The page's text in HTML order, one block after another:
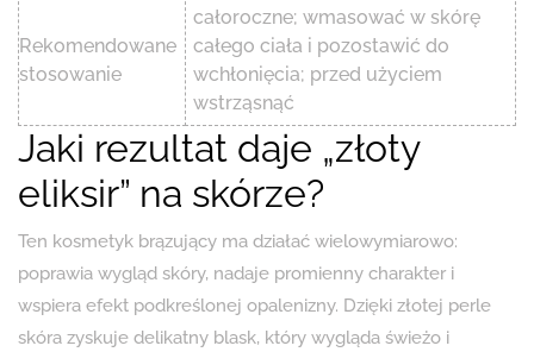
Rekomendowane
stosowanie
całoroczne; wmasować w skórę
całego ciała i pozostawić do
wchłonięcia; przed użyciem
wstrząsnąć
Jaki rezultat daje „złoty
eliksir” na skórze?
Ten kosmetyk brązujący ma działać wielowymiarowo:
poprawia wygląd skóry, nadaje promienny charakter i
wspiera efekt podkreślonej opalenizny. Dzięki złotej perle
skóra zyskuje delikatny blask, który wygląda świeżo i